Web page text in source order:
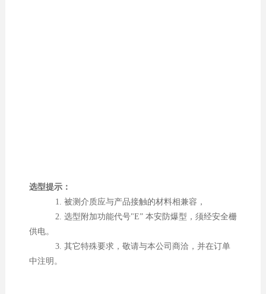
选型提示：
1. 被测介质应与产品接触的材料相兼容，
2. 选型附加功能代号"E” 本安防爆型，须经安全栅
供电。
3. 其它特殊要求，敬请与本公司商洽，并在订单
中注明。